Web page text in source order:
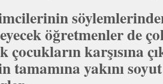
öğretmenler de
çocukların karşısına
tamamına yakını